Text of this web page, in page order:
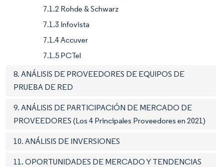
7.1.2 Rohde & Schwarz
7.1.3 Infovista
7.1.4 Accuver
7.1.5 PCTel
8. ANÁLISIS DE PROVEEDORES DE EQUIPOS DE
PRUEBA DE RED
9. ANÁLISIS DE PARTICIPACIÓN DE MERCADO DE
PROVEEDORES (Los 4 Principales Proveedores en 2021)
10. ANÁLISIS DE INVERSIONES
11. OPORTUNIDADES DE MERCADO Y TENDENCIAS